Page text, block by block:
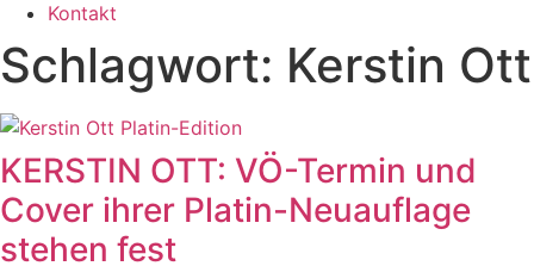
Kontakt
Schlagwort: Kerstin Ott
KERSTIN OTT: VÖ-Termin und
Cover ihrer Platin-Neuauflage
stehen fest